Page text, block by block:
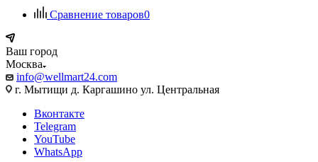
Сравнение товаров0
Ваш город
Москва
info@wellmart24.com
г. Мытищи д. Каргашино ул. Центральная
Вконтакте
Telegram
YouTube
WhatsApp